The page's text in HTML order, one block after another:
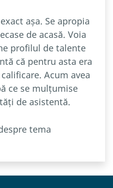
așa. Se apropia
de acasă. Voia
profilul de talente
că pentru asta era
Acum avea
ce se mulțumise
de asistentă.
tema